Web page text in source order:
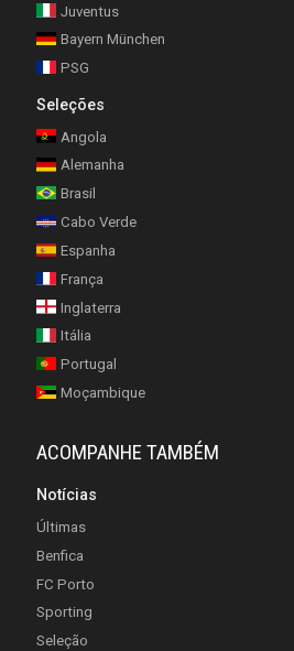
Juventus
Bayern München
PSG
Seleções
Angola
Alemanha
Brasil
Cabo Verde
Espanha
França
Inglaterra
Itália
Portugal
Moçambique
ACOMPANHE TAMBÉM
Notícias
Últimas
Benfica
FC Porto
Sporting
Seleção